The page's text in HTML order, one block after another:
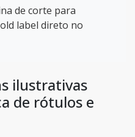
de corte para
label direto no
ilustrativas
de rótulos e